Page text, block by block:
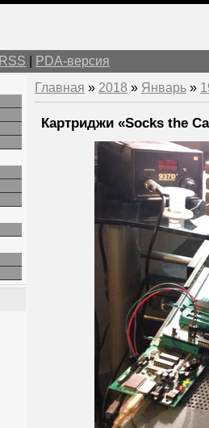
RSS PDA-версия
Главная » 2018 » Январь »
Картриджи «Socks the